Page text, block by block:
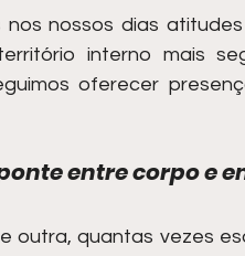
nos nossos dias
interno mais
oferecer
entre corpo e
outra, quantas vezes